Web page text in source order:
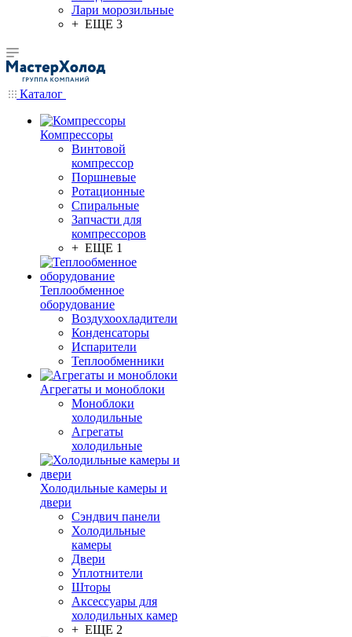
Лари морозильные
+ ЕЩЕ 3
Каталог
Компрессоры
Винтовой
компрессор
Поршневые
Ротационные
Спиральные
Запчасти для
компрессоров
+ ЕЩЕ 1
Теплообменное
оборудование
Воздухоохладители
Конденсаторы
Испарители
Теплообменники
Агрегаты и моноблоки
Моноблоки
холодильные
Агрегаты
холодильные
Холодильные камеры и
двери
Сэндвич панели
Холодильные
камеры
Двери
Уплотнители
Шторы
Аксессуары для
холодильных камер
+ ЕЩЕ 2